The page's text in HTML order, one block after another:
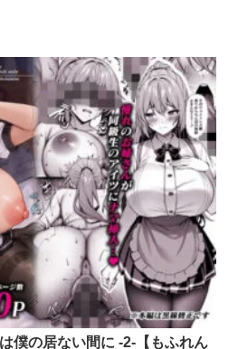
僕の居ない間に -2-【もふれん